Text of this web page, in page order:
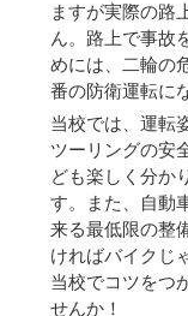
ますが実際の路
ん。路上で事故
めには、二輪の
番の防衛運転に
当校では、運転
ツーリングの安
ども楽しく分か
す。また、自動
来る最低限の整
ければバイクじ
当校でコツをつ
せんか！